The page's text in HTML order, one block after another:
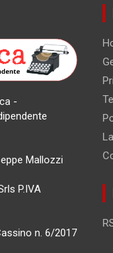
-
Mallozzi
P.IVA
n. 6/2017